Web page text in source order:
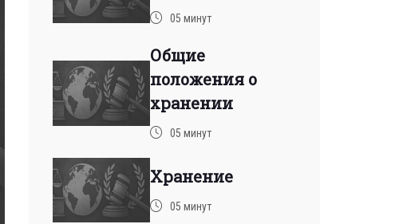
05 минут
Общие
положения о
хранении
05 минут
Хранение
05 минут